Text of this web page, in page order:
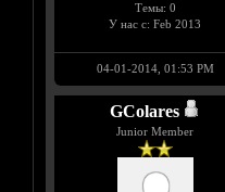
Темы: 0
У нас с: Feb 2013
04-01-2014, 01:53 PM
GColares
Junior Member